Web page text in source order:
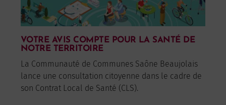
VOTRE AVIS COMPTE POUR LA SANTÉ DE
NOTRE TERRITOIRE
La Communauté de Communes Saône Beaujolais
lance une consultation citoyenne dans le cadre de
son Contrat Local de Santé (CLS).